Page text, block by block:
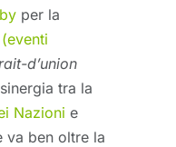
per la
d’union
tra la
Nazioni e
va ben oltre la